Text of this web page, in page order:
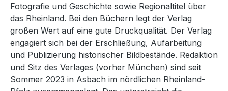
Fotografie und Geschichte sowie Regionaltitel über
das Rheinland. Bei den Büchern legt der Verlag
großen Wert auf eine gute Druckqualität. Der Verlag
engagiert sich bei der Erschließung, Aufarbeitung
und Publizierung historischer Bildbestände. Redaktion
und Sitz des Verlages (vorher München) sind seit
Sommer 2023 in Asbach im nördlichen Rheinland-